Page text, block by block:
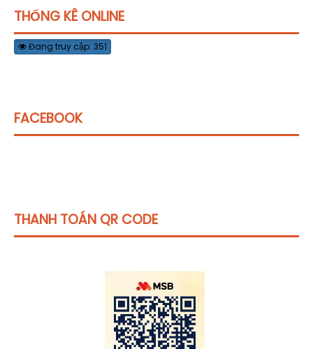
THỐNG KÊ ONLINE
Đang truy cập: 351
FACEBOOK
THANH TOÁN QR CODE